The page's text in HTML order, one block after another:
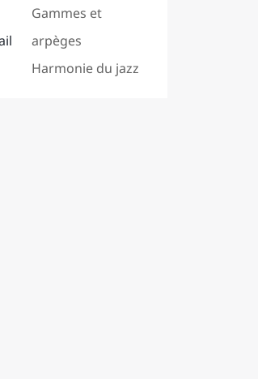
Gammes et
arpèges
Harmonie du jazz